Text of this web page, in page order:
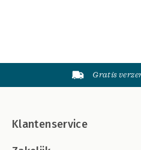
Gratis
Klantenservice